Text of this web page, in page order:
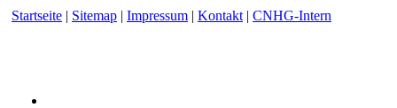
Startseite | Sitemap | Impressum | Kontakt | CNHG-Intern